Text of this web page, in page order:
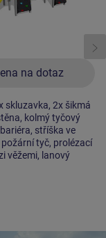
na dotaz
skluzavka, 2x šikmá
kolmý tyčový
stříška ve
požární tyč, prolézací
věžemi, lanový